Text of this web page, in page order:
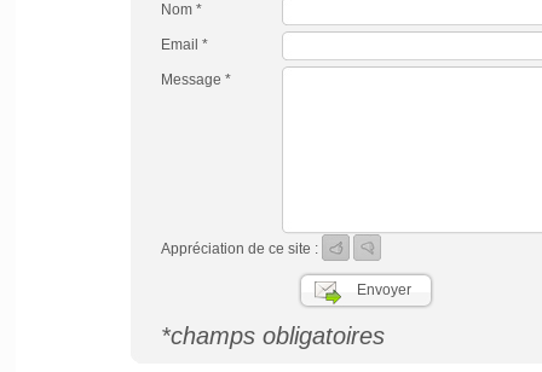
Nom *
Email *
Message *
Appréciation de ce site :
*champs obligatoires